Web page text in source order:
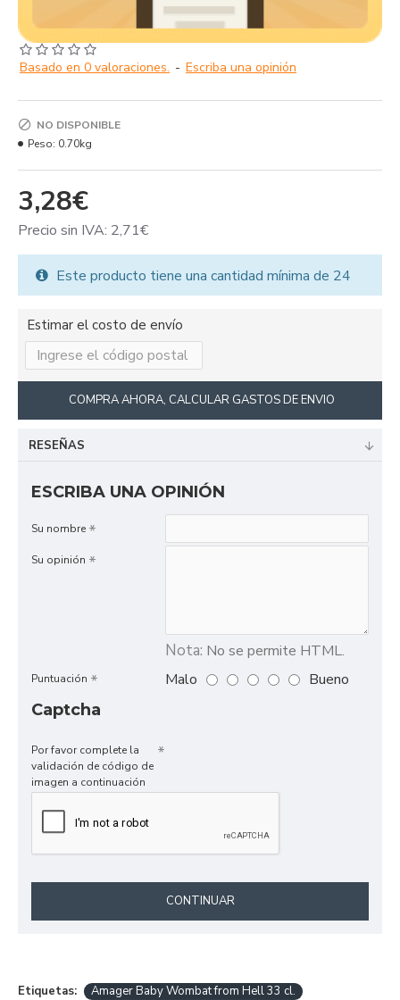
Basado en 0 valoraciones. - Escriba una opinión
3,28€
Precio sin IVA: 2,71€
NO DISPONIBLE
Peso: 0.70kg
Este producto tiene una cantidad mínima de 24
Estimar el costo de envío
COMPRA AHORA, CALCULAR GASTOS DE ENVIO
RESEÑAS
ESCRIBA UNA OPINIÓN
Su nombre
Su opinión
Nota: No se permite HTML.
Puntuación Malo
Bueno
Captcha
Por favor complete la
validación de código de
imagen a continuación
CONTINUAR
Etiquetas: Amager Baby Wombat from Hell 33 cl.